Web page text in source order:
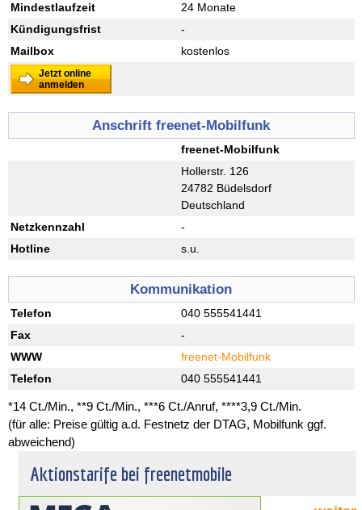
Mindestlaufzeit
24 Monate
Kündigungsfrist
-
Mailbox
kostenlos
Jetzt online
anmelden
Anschrift freenet-Mobilfunk
freenet-Mobilfunk
Hollerstr. 126
24782 Büdelsdorf
Deutschland
Netzkennzahl
-
Hotline
s.u.
Kommunikation
Telefon
040 555541441
Fax
-
WWW
freenet-Mobilfunk
Telefon
040 555541441
*14 Ct./Min., **9 Ct./Min., ***6 Ct./Anruf, ****3,9 Ct./Min.
(für alle: Preise gültig a.d. Festnetz der DTAG, Mobilfunk ggf.
abweichend)
Aktionstarife bei freenetmobile